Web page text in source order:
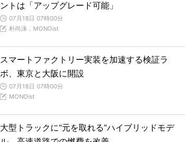
ントは「アップグレード可能」
07月18日 07時00分
朴尚洙，MONOist
スマートファクトリー実装を加速する検証ラ
ボ、東京と大阪に開設
07月18日 07時00分
MONOist
大型トラックに“元を取れる”ハイブリッドモデ